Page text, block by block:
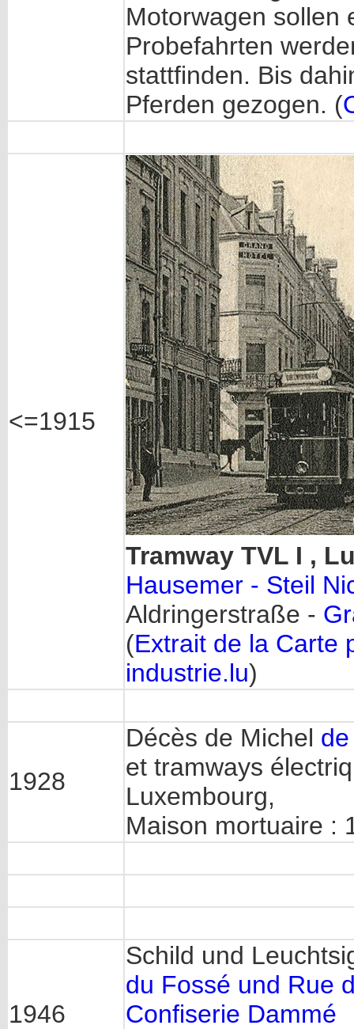
Motorwagen sollen
Probefahrten
stattfinden. Bis
Pferden gezogen. (
<=1915
Tramway TVL I ,
Hausemer - Steil
Aldringerstraße -
(Extrait de la Carte
industrie.lu)
1928
Décès de Michel
et tramways
Luxembourg,
Maison mortuaire :
1946
Schild und
du Fossé und Rue
Confiserie Dammé